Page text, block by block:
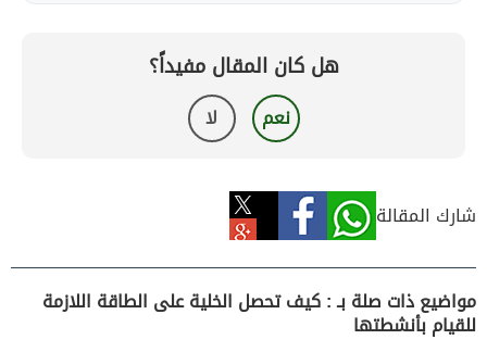
هل كان المقال مفيداً؟
نعم لا
شارك المقالة
مواضيع ذات صلة بـ : كيف تحصل الخلية على الطاقة اللازمة
للقيام بأنشطتها